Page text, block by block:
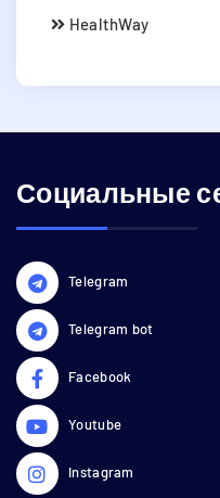
HealthWay
Социальные
Telegram
Telegram bot
Facebook
Youtube
Instagram